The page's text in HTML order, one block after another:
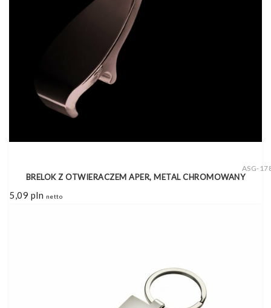
ASG-
BRELOK Z OTWIERACZEM APER, METAL CHROMOWANY
5,09 pln netto